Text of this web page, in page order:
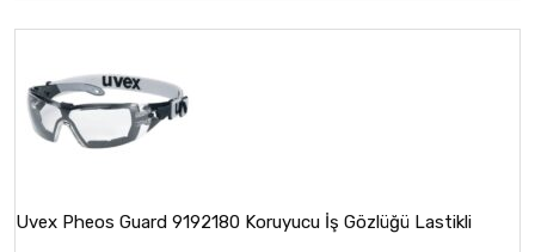
Uvex Pheos Guard 9192180 Koruyucu İş Gözlüğü Lastikli